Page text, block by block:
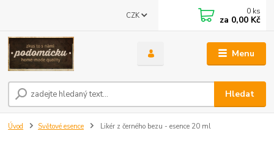
Menu
CZK
Hledat
0 ks
za 0,00 Kč
Úvod Světové esence Likér z černého bezu - esence 20 ml